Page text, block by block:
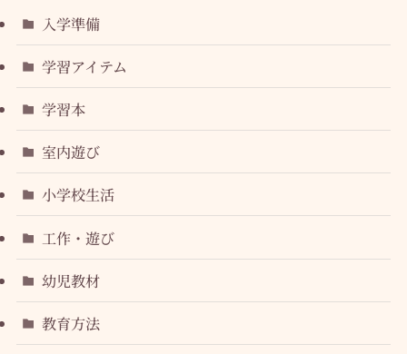
入学準備
学習アイテム
学習本
室内遊び
小学校生活
工作・遊び
幼児教材
教育方法